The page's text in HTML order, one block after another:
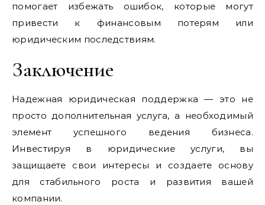
помогает избежать ошибок, которые могут
привести к финансовым потерям или
юридическим последствиям.
Заключение
Надежная юридическая поддержка — это не
просто дополнительная услуга, а необходимый
элемент успешного ведения бизнеса.
Инвестируя в юридические услуги, вы
защищаете свои интересы и создаете основу
для стабильного роста и развития вашей
компании.